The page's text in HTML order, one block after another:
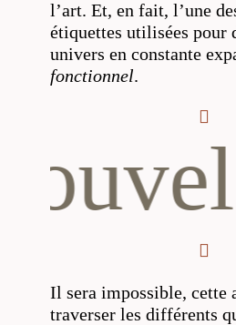
l’art. Et, en fait, l’une
étiquettes utilisées pour
univers en constante
fonctionnel.
Il sera impossible, cette
traverser les différents